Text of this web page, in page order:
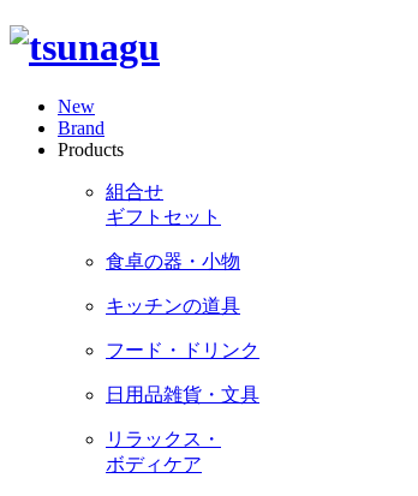
New
Brand
Products
組合せ
ギフトセット
食卓の器・小物
キッチンの道具
フード・ドリンク
日用品雑貨・文具
リラックス・
ボディケア